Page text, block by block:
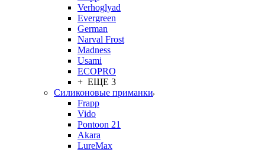
Verhoglyad
Evergreen
German
Narval Frost
Madness
Usami
ECOPRO
+ ЕЩЕ 3
Силиконовые приманки
Frapp
Vido
Pontoon 21
Akara
LureMax